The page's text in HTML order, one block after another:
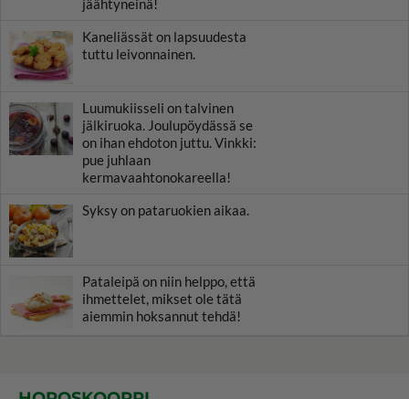
jäähtyneinä!
Kaneliässät on lapsuudesta
tuttu leivonnainen.
Luumukiisseli on talvinen
jälkiruoka. Joulupöydässä se
on ihan ehdoton juttu. Vinkki:
pue juhlaan
kermavaahtonokareella!
Syksy on pataruokien aikaa.
Pataleipä on niin helppo, että
ihmettelet, mikset ole tätä
aiemmin hoksannut tehdä!